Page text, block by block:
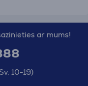
ar mums!
10-19)